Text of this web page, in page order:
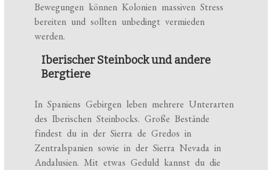
Bewegungen können Kolonien massiven Stress
bereiten und sollten unbedingt vermieden
werden.
Iberischer Steinbock und andere
Bergtiere
In Spaniens Gebirgen leben mehrere Unterarten
des Iberischen Steinbocks. Große Bestände
findest du in der Sierra de Gredos in
Zentralspanien sowie in der Sierra Nevada in
Andalusien. Mit etwas Geduld kannst du die